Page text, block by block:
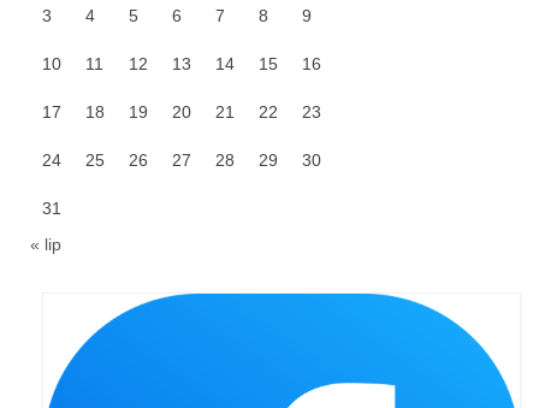
Wigilia Paschalna 30.03.2024
Odpust 2024
Galerie 2023
Bierzmowanie 27.11.2023
Niedziela Palmowa 2023
3 4 5 6 7 8 9
10 11 12 13 14 15 16
17 18 19 20 21 22 23
24 25 26 27 28 29 30
31
« lip